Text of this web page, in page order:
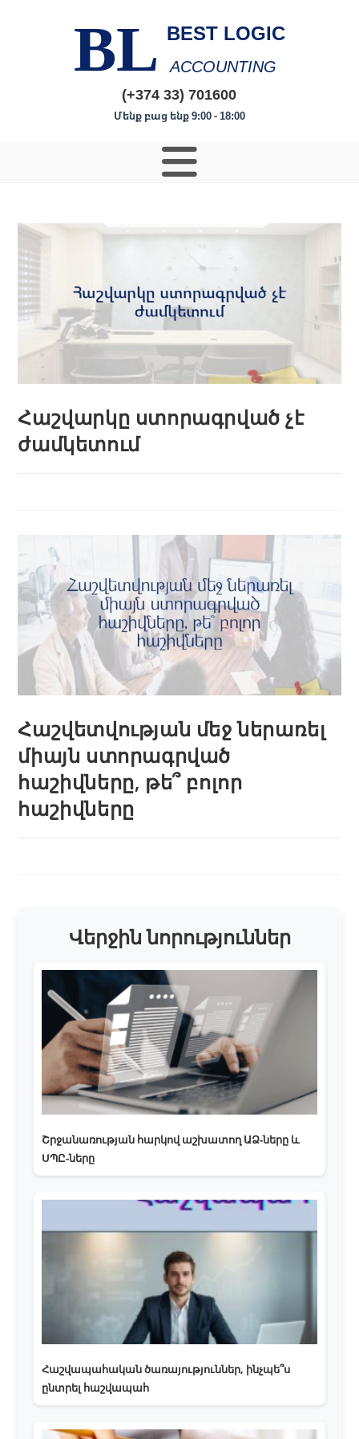
BL BEST LOGIC
ACCOUNTING
(+374 33) 701600
Մենք բաց ենք 9:00 - 18:00
Հաշվարկը ստորագրված չէ
ժամկետում
Հաշվետվության մեջ ներառել
միայն ստորագրված
հաշիվները, թե՞ բոլոր
հաշիվները
Վերջին նորություններ
Շրջանառության հարկով աշխատող ԱՁ-ները և
ՍՊԸ-ները
Հաշվապահական ծառայություններ, ինչպե՞ս
ընտրել հաշվապահ